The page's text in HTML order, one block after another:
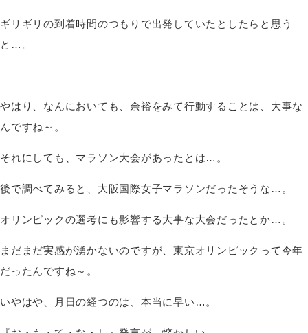
ギリギリの到着時間のつもりで出発していたとしたらと思う
と…。
やはり、なんにおいても、余裕をみて行動することは、大事な
んですね～。
それにしても、マラソン大会があったとは…。
後で調べてみると、大阪国際女子マラソンだったそうな…。
オリンピックの選考にも影響する大事な大会だったとか…。
まだまだ実感が湧かないのですが、東京オリンピックって今年
だったんですね～。
いやはや、月日の経つのは、本当に早い…。